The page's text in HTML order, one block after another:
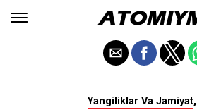
Yangiliklar Va Jamiyat,